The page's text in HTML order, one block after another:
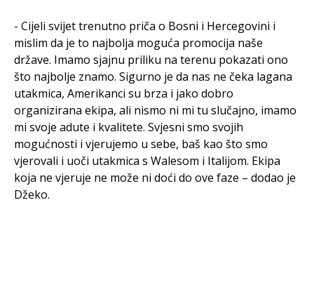
​- Cijeli svijet trenutno priča o Bosni i Hercegovini i
mislim da je to najbolja moguća promocija naše
države. Imamo sjajnu priliku na terenu pokazati ono
što najbolje znamo. Sigurno je da nas ne čeka lagana
utakmica, Amerikanci su brza i jako dobro
organizirana ekipa, ali nismo ni mi tu slučajno, imamo
mi svoje adute i kvalitete. Svjesni smo svojih
mogućnosti i vjerujemo u sebe, baš kao što smo
vjerovali i uoči utakmica s Walesom i Italijom. Ekipa
koja ne vjeruje ne može ni doći do ove faze – dodao je
Džeko.